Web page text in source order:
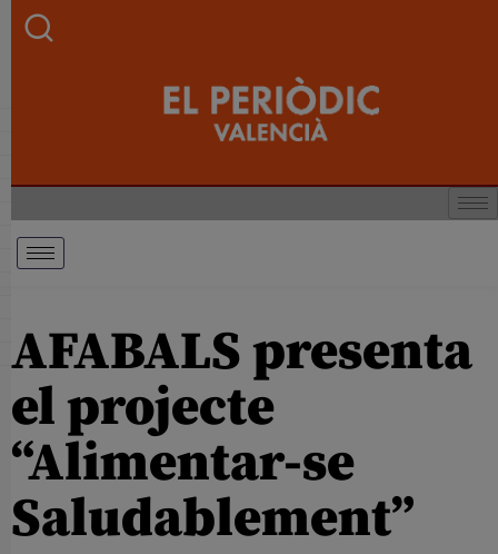
AFABALS presenta
el projecte
“Alimentar-se
Saludablement”